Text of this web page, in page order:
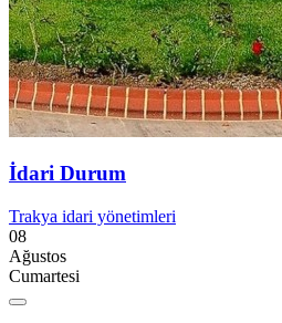
İdari Durum
Trakya idari yönetimleri
08
Ağustos
Cumartesi